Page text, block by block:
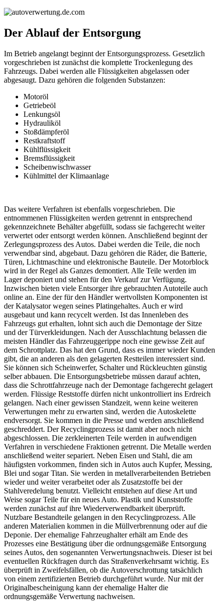
Der Ablauf der Entsorgung
Im Betrieb angelangt beginnt der Entsorgungsprozess. Gesetzlich
vorgeschrieben ist zunächst die komplette Trockenlegung des
Fahrzeugs. Dabei werden alle Flüssigkeiten abgelassen oder
abgesaugt. Dazu gehören die folgenden Substanzen:
Motoröl
Getriebeöl
Lenkungsöl
Hydrauliköl
Stoßdämpferöl
Restkraftstoff
Kühlflüssigkeit
Bremsflüssigkeit
Scheibenwischwasser
Kühlmittel der Klimaanlage
Das weitere Verfahren ist ebenfalls vorgeschrieben. Die
entnommenen Flüssigkeiten werden getrennt in entsprechend
gekennzeichnete Behälter abgefüllt, sodass sie fachgerecht weiter
verwertet oder entsorgt werden können. Anschließend beginnt der
Zerlegungsprozess des Autos. Dabei werden die Teile, die noch
verwendbar sind, abgebaut. Dazu gehören die Räder, die Batterie,
Türen, Lichtmaschine und elektronische Bauteile. Der Motorblock
wird in der Regel als Ganzes demontiert. Alle Teile werden im
Lager deponiert und stehen für den Verkauf zur Verfügung.
Inzwischen bieten viele Entsorger ihre gebrauchten Autoteile auch
online an. Eine der für den Händler wertvollsten Komponenten ist
der Katalysator wegen seines Platingehaltes. Auch er wird
ausgebaut und kann recycelt werden. Ist das Innenleben des
Fahrzeugs gut erhalten, lohnt sich auch die Demontage der Sitze
und der Türverkleidungen. Nach der Ausschlachtung belassen die
meisten Händler das Fahrzeuggerippe noch eine gewisse Zeit auf
dem Schrottplatz. Das hat den Grund, dass es immer wieder Kunden
gibt, die an anderen als den gelagerten Restteilen interessiert sind.
Sie können sich Scheinwerfer, Schalter und Rückleuchten günstig
selber abbauen. Die Entsorgungsbetriebe müssen darauf achten,
dass die Schrottfahrzeuge nach der Demontage fachgerecht gelagert
werden. Flüssige Reststoffe dürfen nicht unkontrolliert ins Erdreich
gelangen. Nach einer gewissen Standzeit, wenn keine weiteren
Verwertungen mehr zu erwarten sind, werden die Autoskelette
endversorgt. Sie kommen in die Presse und werden anschließend
geschreddert. Der Recyclingprozess ist damit aber noch nicht
abgeschlossen. Die zerkleinerten Teile werden in aufwendigen
Verfahren in verschiedene Fraktionen getrennt. Die Metalle werden
anschließend weiter separiert. Neben Eisen und Stahl, die am
häufigsten vorkommen, finden sich in Autos auch Kupfer, Messing,
Blei und sogar Titan. Sie werden in metallverarbeitenden Betrieben
wieder und weiter verarbeitet oder als Zusatzstoffe bei der
Stahlveredelung benutzt. Vielleicht entstehen auf diese Art und
Weise sogar Teile für ein neues Auto. Plastik und Kunststoffe
werden zunächst auf ihre Wiederverwendbarkeit überprüft.
Nutzbare Bestandteile gelangen in den Recyclingprozess. Alle
anderen Materialien kommen in die Müllverbrennung oder auf die
Deponie. Der ehemalige Fahrzeughalter erhält am Ende des
Prozesses eine Bestätigung über die ordnungsgemäße Entsorgung
seines Autos, den sogenannten Verwertungsnachweis. Dieser ist bei
eventuellen Rückfragen durch das Straßenverkehrsamt wichtig. Es
überprüft in Zweifelsfällen, ob die Autoverschrottung tatsächlich
von einem zertifizierten Betrieb durchgeführt wurde. Nur mit der
Originalbescheinigung kann der ehemalige Halter die
ordnungsgemäße Verwertung nachweisen.